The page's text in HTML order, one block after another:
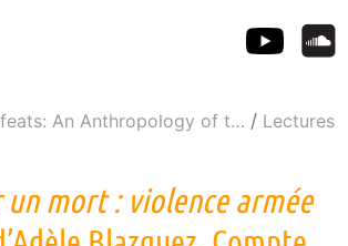
An Anthropology of t… Lectures
un mort : violence armée